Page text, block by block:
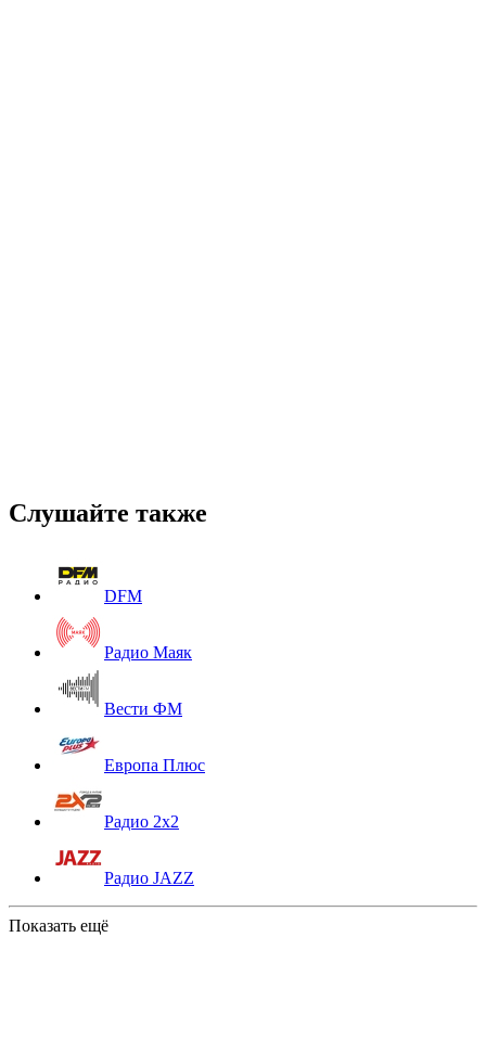
Слушайте также
DFM
Радио Маяк
Вести ФМ
Европа Плюс
Радио 2x2
Радио JAZZ
Показать ещё